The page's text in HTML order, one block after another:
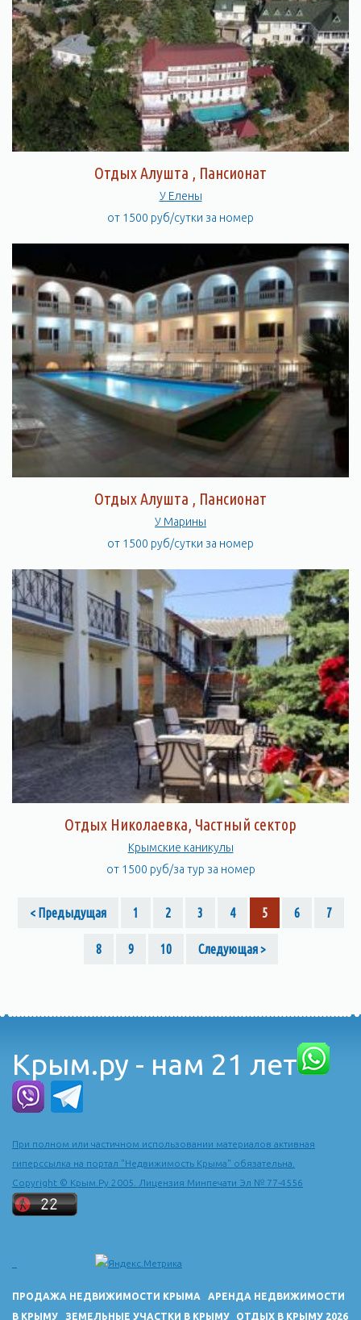
Отдых Алушта , Пансионат
У Елены
от 1500 руб/сутки за номер
Отдых Алушта , Пансионат
У Марины
от 1500 руб/сутки за номер
Отдых Николаевка, Частный сектор
Крымские каникулы
от 1500 руб/за тур за номер
< Предыдущая 1 2 3 4 5 6 7
8 9 10 Следующая >
Крым.ру - нам 21 лет
При полном или частичном использовании материалов активная
гиперссылка на портал "Недвижимость Крыма" обязательна.
Copyright © Крым.Ру 2005. Лицензия Минпечати Эл № 77-4556
ПРОДАЖА НЕДВИЖИМОСТИ КРЫМА
АРЕНДА НЕДВИЖИМОСТИ
В КРЫМУ
ЗЕМЕЛЬНЫЕ УЧАСТКИ В КРЫМУ ОТДЫХ В КРЫМУ 2026